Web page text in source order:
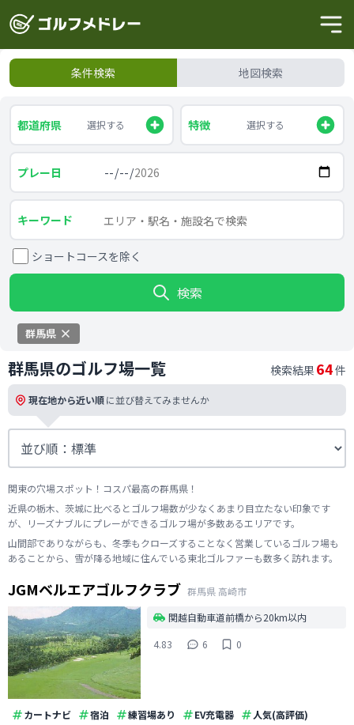
条件検索 地図検索
都道府県 選択する 特徴 選択する
プレー日
キーワード
ショートコースを除く
検索
群馬県
群馬県のゴルフ場一覧 検索結果 64件
現在地から近い順に並び替えてみませんか
関東の穴場スポット！コスパ最高の群馬県！
近県の栃木、茨城に比べるとゴルフ場数が少なくあまり目立たない印象です
が、リーズナブルにプレーができるゴルフ場が多数あるエリアです。
山間部でありながらも、冬季もクローズすることなく営業しているゴルフ場も
あることから、雪が降る地域に住んでいる東北ゴルファーも数多く訪れます。
JGMベルエアゴルフクラブ 群馬県 高崎市
関越自動車道前橋から20km以内
4.83
6 0
カートナビ 宿泊 練習場あり EV充電器
人気(高評価)